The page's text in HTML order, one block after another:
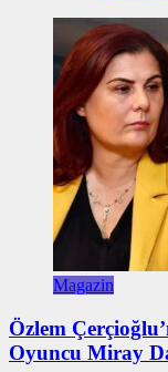
Magazin
Özlem
Oyuncu Miray